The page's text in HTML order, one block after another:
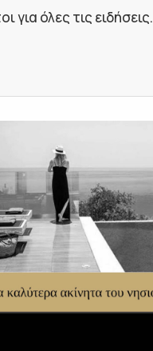
όλες τις ειδήσεις.